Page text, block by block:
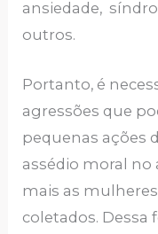
ansiedade,
outros.
Portanto, é
agressões que
pequenas ações
assédio moral
mais as
coletados. Dessa